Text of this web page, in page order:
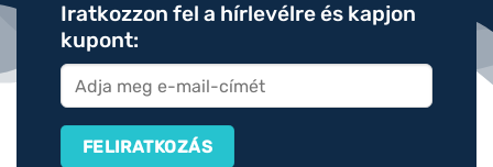
Iratkozzon fel a hírlevélre és kapjon
kupont: